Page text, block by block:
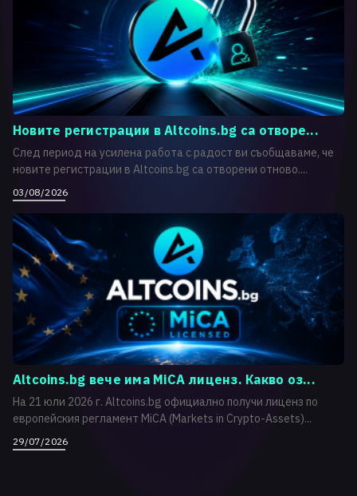
Новите регистрации в Altcoins.bg са отворе...
След период на усилена работа с радост ви съобщаваме, че
новите регистрации в Altcoins.bg са отворени отново....
03/08/2026
Altcoins.bg вече има MiCA лиценз. Какво оз...
На 21 юли 2026 г. Altcoins.bg официално получи лиценз по
европейския регламент MiCA (Markets in Crypto-Assets)...
29/07/2026